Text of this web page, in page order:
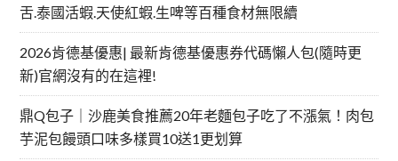
舌.泰國活蝦.天使紅蝦.生啤等百種食材無限續
2026肯德基優惠| 最新肯德基優惠券代碼懶人包(隨時更
新)官網沒有的在這裡!
鼎Q包子｜沙鹿美食推薦20年老麵包子吃了不漲氣！肉包
芋泥包饅頭口味多樣買10送1更划算